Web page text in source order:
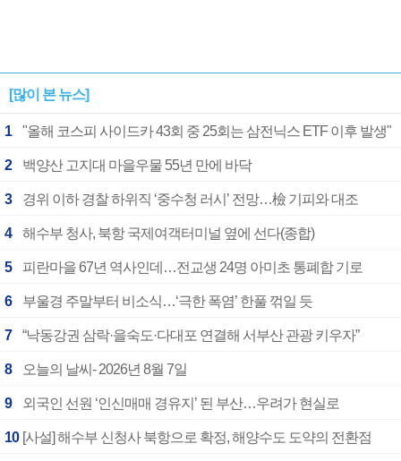
[많이 본 뉴스]
1 "올해 코스피 사이드카 43회 중 25회는 삼전닉스 ETF 이후 발생"
2 백양산 고지대 마을우물 55년 만에 바닥
3 경위 이하 경찰 하위직 ‘중수청 러시’ 전망…檢 기피와 대조
4 해수부 청사, 북항 국제여객터미널 옆에 선다(종합)
5 피란마을 67년 역사인데…전교생 24명 아미초 통폐합 기로
6 부울경 주말부터 비소식…‘극한 폭염’ 한풀 꺾일 듯
7 “낙동강권 삼락·을숙도·다대포 연결해 서부산 관광 키우자”
8 오늘의 날씨- 2026년 8월 7일
9 외국인 선원 ‘인신매매 경유지’ 된 부산…우려가 현실로
10 [사설] 해수부 신청사 북항으로 확정, 해양수도 도약의 전환점